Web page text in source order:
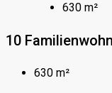
630 m²
10
630 m²